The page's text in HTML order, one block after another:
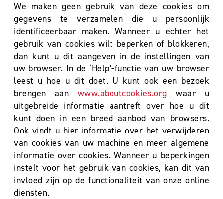
We maken geen gebruik van deze cookies om
gegevens te verzamelen die u persoonlijk
identificeerbaar maken. Wanneer u echter het
gebruik van cookies wilt beperken of blokkeren,
dan kunt u dit aangeven in de instellingen van
uw browser. In de ‘Help’-functie van uw browser
leest u hoe u dit doet. U kunt ook een bezoek
brengen aan www.aboutcookies.org waar u
uitgebreide informatie aantreft over hoe u dit
kunt doen in een breed aanbod van browsers.
Ook vindt u hier informatie over het verwijderen
van cookies van uw machine en meer algemene
informatie over cookies. Wanneer u beperkingen
instelt voor het gebruik van cookies, kan dit van
invloed zijn op de functionaliteit van onze online
diensten.